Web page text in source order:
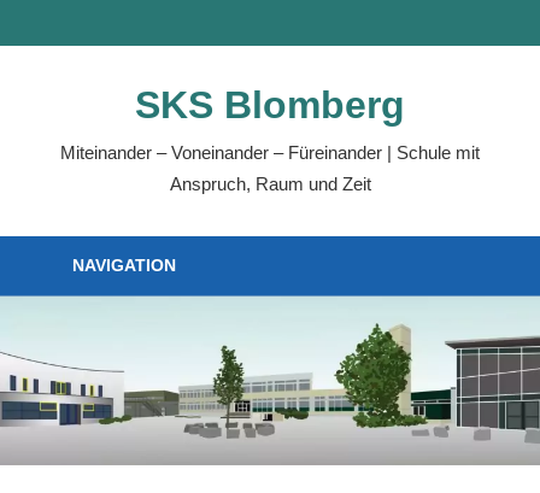
SKS Blomberg
Miteinander – Voneinander – Füreinander | Schule mit
Anspruch, Raum und Zeit
NAVIGATION